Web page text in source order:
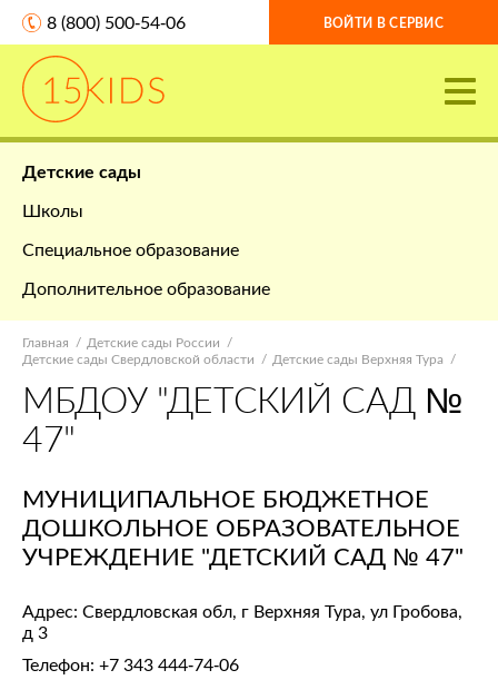
8 (800) 500-54-06 ВОЙТИ В СЕРВИС
Детские сады
Школы
Специальное образование
Дополнительное образование
Главная
Детские сады России
Детские сады Свердловской области
Детские сады Верхняя Тура
МБДОУ "ДЕТСКИЙ САД №
47"
МУНИЦИПАЛЬНОЕ БЮДЖЕТНОЕ
ДОШКОЛЬНОЕ ОБРАЗОВАТЕЛЬНОЕ
УЧРЕЖДЕНИЕ "ДЕТСКИЙ САД № 47"
Адрес: Свердловская обл, г Верхняя Тура, ул Гробова,
д 3
Телефон: +7 343 444-74-06